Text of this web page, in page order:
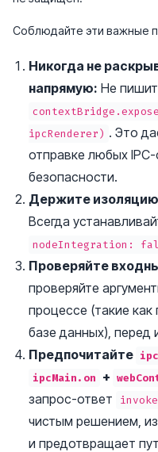
Соблюдайте эти важные
Никогда не
напрямую: Не
ipcRenderer) . Это
отправке любых
безопасности.
Держите изоляцию
Всегда
nodeIntegration:
Проверяйте
проверяйте
процессе (такие
базе данных), перед
Предпочитайте
ipcMain.on +
запрос-ответ
invoke
чистым решением,
и предотвращает